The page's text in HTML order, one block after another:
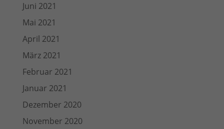
Juni 2021
Mai 2021
April 2021
März 2021
Februar 2021
Januar 2021
Dezember 2020
November 2020